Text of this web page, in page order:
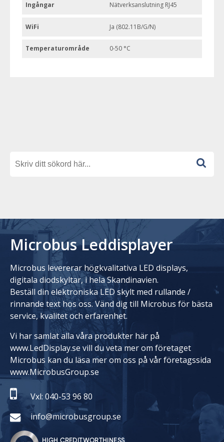
Ingångar Nätverksanslutning RJ45
WiFi Ja (802.11B/G/N)
Temperaturområde 0-50 °C
Microbus Leddisplayer
Microbus levererar högkvalitativa LED displays,
digitala diodskyltar, i hela Skandinavien.
Beställ din elektroniska LED skylt med rullande /
rinnande text hos oss. Vänd dig till Microbus för bästa
service, kvalitet och erfarenhet.
Vi har samlat alla våra produkter här på
www.LedDisplay.se vill du veta mer om företaget
Microbus kan du läsa mer om oss på vår företagssida
www.MicrobusGroup.se
Vxl: 040-53 96 80
info@microbusgroup.se